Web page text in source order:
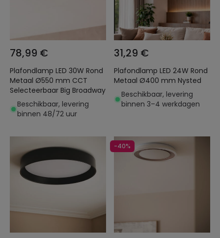
78,99 €
Plafondlamp LED 30W Rond
Metaal Ø550 mm CCT
Selecteerbaar Big Broadway
Beschikbaar, levering
binnen 48/72 uur
31,29 €
Plafondlamp LED 24W Rond
Metaal Ø400 mm Nysted
Beschikbaar, levering
binnen 3–4 werkdagen
-40%